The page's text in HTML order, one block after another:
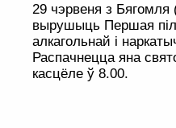
29 чэрвеня з Бягомля
вырушыць Першая
алкагольнай і
Распачнецца яна
касцёле ў 8.00.